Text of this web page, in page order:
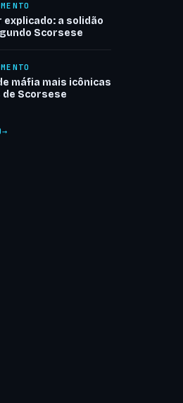
explicado: a solidão
Scorsese
máfia mais icônicas
Scorsese